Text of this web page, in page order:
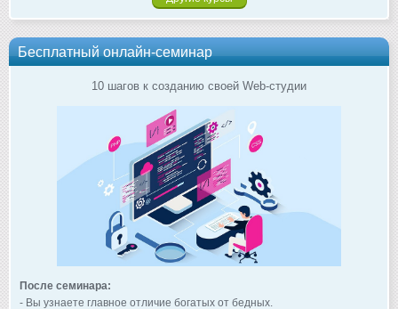
Бесплатный онлайн-семинар
10 шагов к созданию своей Web-студии
После семинара:
- Вы узнаете главное отличие богатых от бедных.